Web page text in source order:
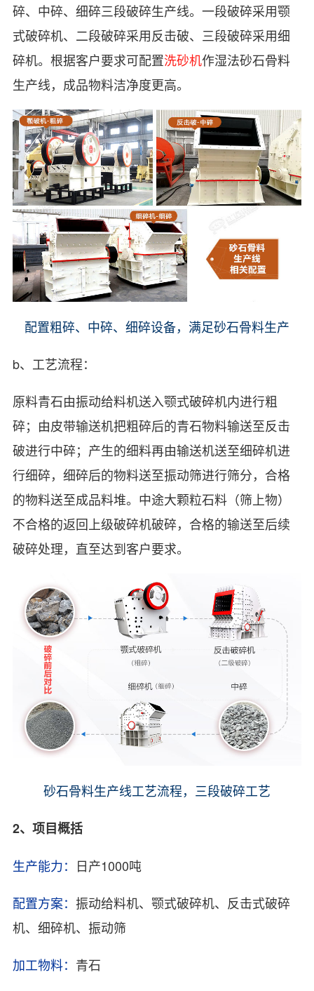
碎、中碎、细碎三段破碎生产线。一段破碎采用颚
式破碎机、二段破碎采用反击破、三段破碎采用细
碎机。根据客户要求可配置洗砂机作湿法砂石骨料
生产线，成品物料洁净度更高。
配置粗碎、中碎、细碎设备，满足砂石骨料生产
b、工艺流程：
原料青石由振动给料机送入颚式破碎机内进行粗
碎；由皮带输送机把粗碎后的青石物料输送至反击
破进行中碎；产生的细料再由输送机送至细碎机进
行细碎，细碎后的物料送至振动筛进行筛分，合格
的物料送至成品料堆。中途大颗粒石料（筛上物）
不合格的返回上级破碎机破碎，合格的输送至后续
破碎处理，直至达到客户要求。
砂石骨料生产线工艺流程，三段破碎工艺
2、项目概括
生产能力： 日产1000吨
配置方案： 振动给料机、颚式破碎机、反击式破碎
机、细碎机、振动筛
加工物料： 青石